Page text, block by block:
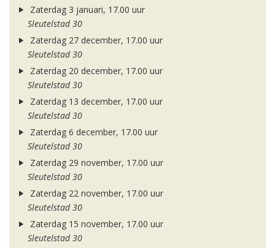
Zaterdag 3 januari, 17.00 uur
Sleutelstad 30
Zaterdag 27 december, 17.00 uur
Sleutelstad 30
Zaterdag 20 december, 17.00 uur
Sleutelstad 30
Zaterdag 13 december, 17.00 uur
Sleutelstad 30
Zaterdag 6 december, 17.00 uur
Sleutelstad 30
Zaterdag 29 november, 17.00 uur
Sleutelstad 30
Zaterdag 22 november, 17.00 uur
Sleutelstad 30
Zaterdag 15 november, 17.00 uur
Sleutelstad 30